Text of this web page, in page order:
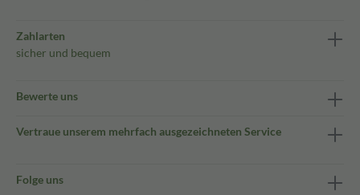
Zahlarten
sicher und bequem
Bewerte uns
Vertraue unserem mehrfach ausgezeichneten Service
Folge uns